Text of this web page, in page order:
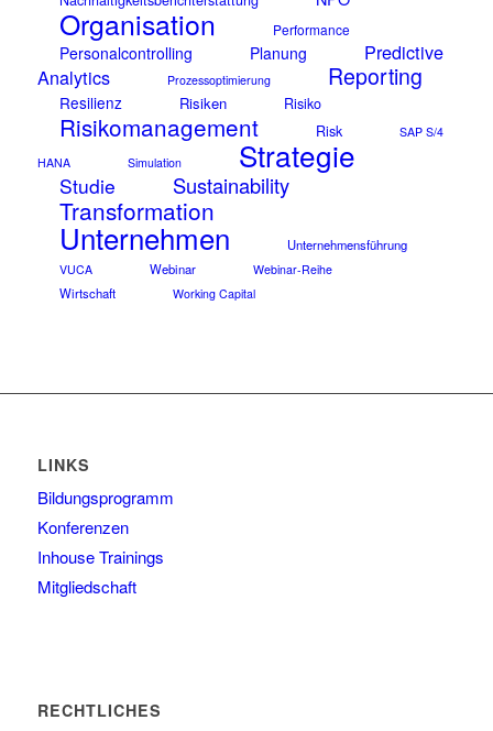
Organisation Performance
Personalcontrolling Planung
Predictive
Analytics
Prozessoptimierung Reporting
Resilienz Risiken Risiko
Risikomanagement Risk
SAP S/4
HANA
Simulation Strategie
Studie Sustainability
Transformation
Unternehmen Unternehmensführung
VUCA Webinar Webinar-Reihe
Wirtschaft Working Capital
LINKS
Bildungsprogramm
Konferenzen
Inhouse Trainings
Mitgliedschaft
RECHTLICHES